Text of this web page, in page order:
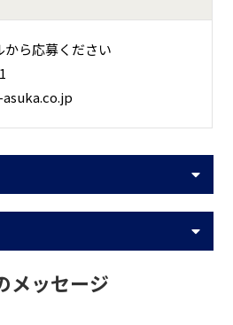
から応募ください
asuka.co.jp
メッセージ